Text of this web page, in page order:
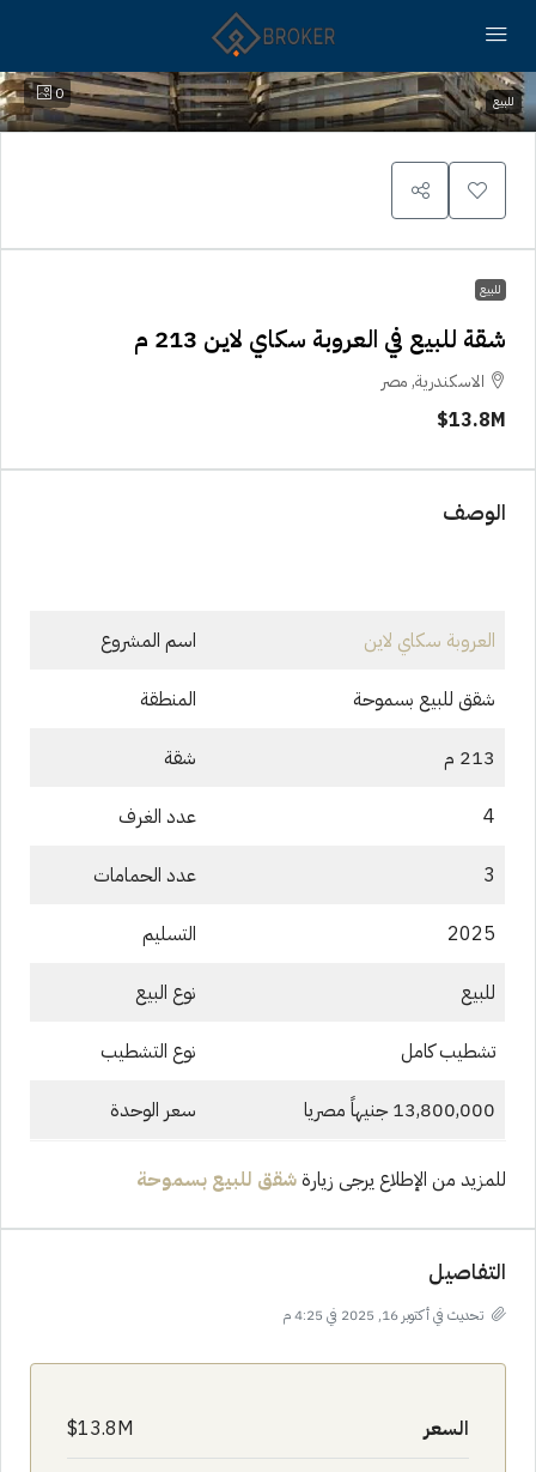
0 للبيع
للبيع
شقة للبيع في العروبة سكاي لاين 213 م
الاسكندرية, مصر
13.8M$
الوصف
العروبة سكاي لاين اسم المشروع
شقق للبيع بسموحة المنطقة
213 م شقة
4 عدد الغرف
3 عدد الحمامات
2025 التسليم
للبيع نوع البيع
تشطيب كامل نوع التشطيب
13,800,000 جنيهاً مصريا سعر الوحدة
للمزيد من الإطلاع يرجى زيارةشقق للبيع بسموحة
التفاصيل
تحديث في أكتوبر 16, 2025 في 4:25 م
السعر 13.8M$